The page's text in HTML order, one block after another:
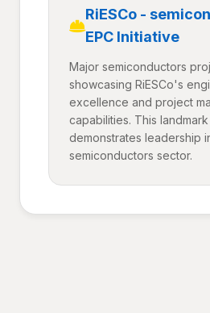
RiESCo -
EPC Initiative
Major semiconductors
showcasing RiESCo's
excellence and project
capabilities. This
demonstrates leadership
semiconductors sector.